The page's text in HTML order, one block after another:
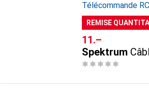
Télécommande RC
REMISE
CHF
11.–
Spektrum